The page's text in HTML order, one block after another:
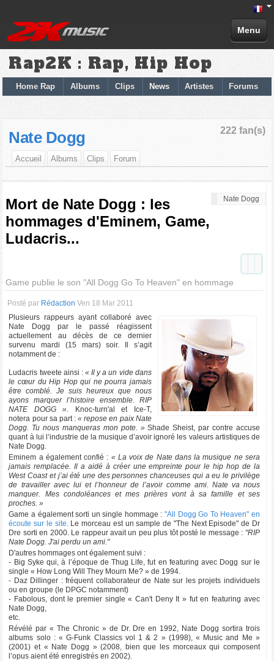
Menu
Rap2K : Rap, Hip Hop
Home Rap Albums Clips News Artistes Forums
222 fan(s)
Nate Dogg
Accueil Albums Clips Forum
Nate Dogg
Mort de Nate Dogg : les
hommages d'Eminem, Game,
Ludacris...
Game publie le son "All Dogg Go To Heaven" en hommage
Posté par Rédaction Ven 18 Mar 2011
Plusieurs rappeurs ayant collaboré avec
Nate Dogg par le passé réagissent
actuellement au décès de ce dernier
survenu mardi (15 mars) soir. Il s’agit
notamment de :
Ludacris tweete ainsi : « Il y a un vide dans
le cœur du Hip Hop qui ne pourra jamais
être comblé. Je suis heureux que nous
ayons marquer l’histoire ensemble. RIP
NATE DOGG ». Knoc-turn'al et Ice-T,
notera pour sa part :« repose en paix Nate
Dogg. Tu nous manqueras mon pote. »Shade Sheist, par contre accuse
quant à lui l’industrie de la musique d’avoir ignoré les valeurs artistiques de
Nate Dogg.
Eminem a également confié : « La voix de Nate dans la musique ne sera
jamais remplacée. Il a aidé à créer une empreinte pour le hip hop de la
West Coast et j’ai été une des personnes chanceuses qui a eu le privilège
de travailler avec lui et l’honneur de l’avoir comme ami. Nate va nous
manquer. Mes condoléances et mes prières vont à sa famille et ses
proches. »
Game a également sorti un single hommage : "All Dogg Go To Heaven" en
écoute sur le site.Le morceau est un sample de "The Next Episode" de Dr
Dre sorti en 2000. Le rappeur avait un peu plus tôt posté le message : "RIP
Nate Dogg. J'ai perdu un ami."
D'autres hommages ont également suivi :
- Big Syke qui, à l’époque de Thug Life, fut en featuring avec Dogg sur le
single « How Long Will They Mourn Me? » de 1994.
- Daz Dillinger : fréquent collaborateur de Nate sur les projets individuels
ou en groupe (le DPGC notamment)
- Fabolous, dont le premier single « Can't Deny It » fut en featuring avec
Nate Dogg,
etc.
Révélé par « The Chronic » de Dr. Dre en 1992, Nate Dogg sortira trois
albums solo : « G-Funk Classics vol 1 & 2 » (1998), « Music and Me »
(2001) et « Nate Dogg » (2008, bien que les morceaux qui composent
l’opus aient été enregistrés en 2002).